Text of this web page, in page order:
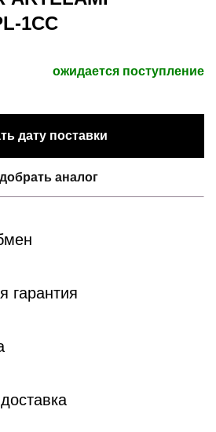
1CC
ожидается поступление
дату поставки
аналог
гарантия